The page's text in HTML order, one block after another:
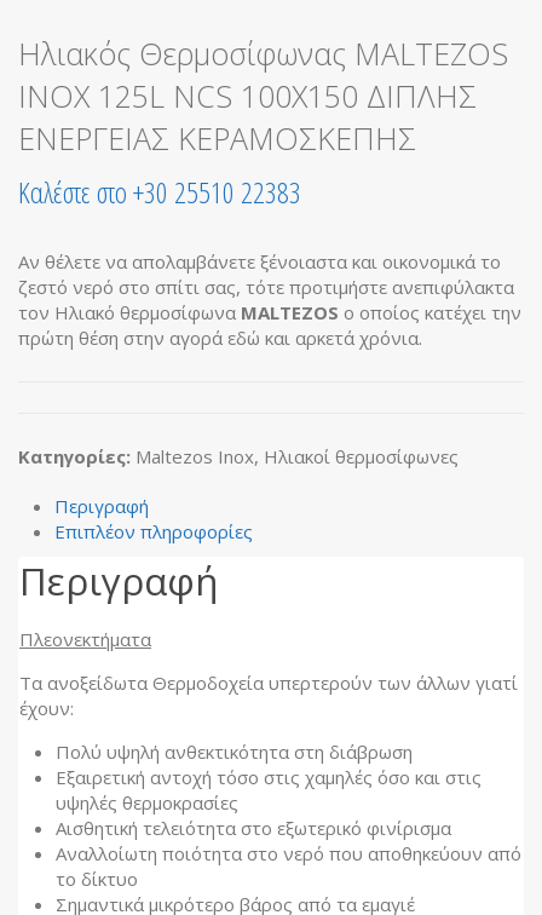
Ηλιακός Θερμοσίφωνας MALTEZOS
INOX 125L NCS 100X150 ΔΙΠΛΗΣ
ΕΝΕΡΓΕΙΑΣ ΚΕΡΑΜΟΣΚΕΠΗΣ
Καλέστε στο +30 25510 22383
Αν θέλετε να απολαμβάνετε ξένοιαστα και οικονομικά το
ζεστό νερό στο σπίτι σας, τότε προτιμήστε ανεπιφύλακτα
τον Ηλιακό θερμοσίφωνα MALTEZOS ο οποίος κατέχει την
πρώτη θέση στην αγορά εδώ και αρκετά χρόνια.
Κατηγορίες: Maltezos Inox, Ηλιακοί θερμοσίφωνες
Περιγραφή
Επιπλέον πληροφορίες
Περιγραφή
Πλεονεκτήματα
Tα ανοξείδωτα Θερμοδοχεία υπερτερούν των άλλων γιατί
έχουν:
Πολύ υψηλή ανθεκτικότητα στη διάβρωση
Εξαιρετική αντοχή τόσο στις χαμηλές όσο και στις
υψηλές θερμοκρασίες
Αισθητική τελειότητα στο εξωτερικό φινίρισμα
Αναλλοίωτη ποιότητα στο νερό που αποθηκεύουν από
το δίκτυο
Σημαντικά μικρότερο βάρος από τα εμαγιέ